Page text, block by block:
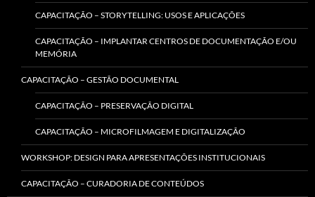
CAPACITAÇÃO – STORYTELLING: USOS E APLICAÇÕES
CAPACITAÇÃO – IMPLANTAR CENTROS DE DOCUMENTAÇÃO E/OU
MEMÓRIA
CAPACITAÇÃO – GESTÃO DOCUMENTAL
CAPACITAÇÃO – PRESERVAÇÃO DIGITAL
CAPACITAÇÃO – MICROFILMAGEM E DIGITALIZAÇÃO
WORKSHOP: DESIGN PARA APRESENTAÇÕES INSTITUCIONAIS
CAPACITAÇÃO – CURADORIA DE CONTEÚDOS